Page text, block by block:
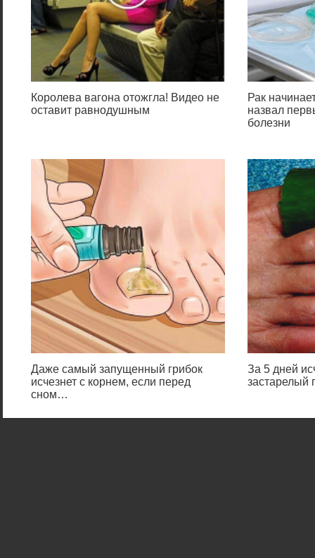
Королева вагона отожгла! Видео не
оставит равнодушным
Рак
назвал
болезни
Даже самый запущенный грибок
исчезнет с корнем, если перед
сном…
За 5 дней
застарелый